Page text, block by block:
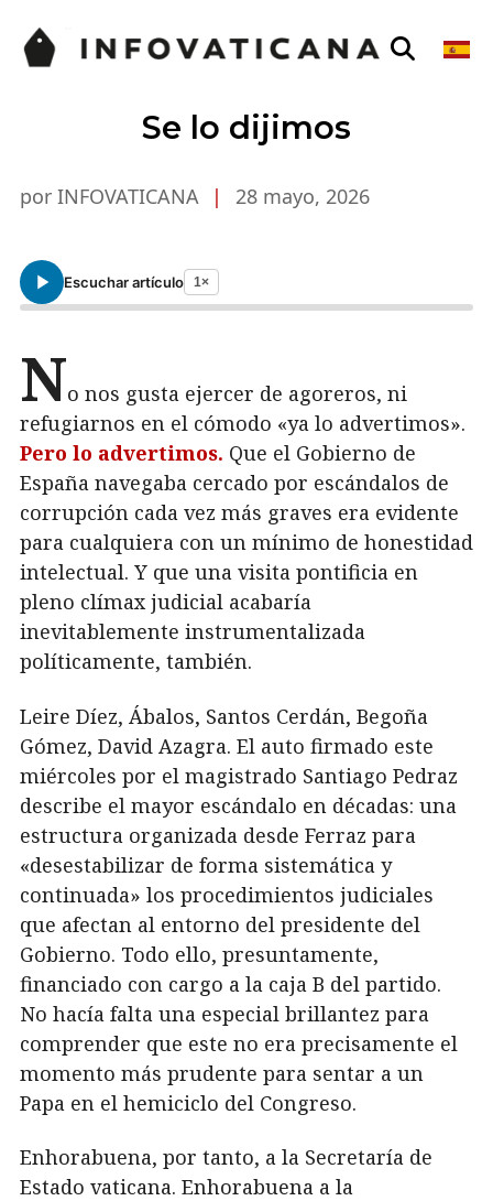
Se lo dijimos
por INFOVATICANA | 28 mayo, 2026
Escuchar artículo 1×
No nos gusta ejercer de agoreros, ni
refugiarnos en el cómodo «ya lo advertimos».
Pero lo advertimos. Que el Gobierno de
España navegaba cercado por escándalos de
corrupción cada vez más graves era evidente
para cualquiera con un mínimo de honestidad
intelectual. Y que una visita pontificia en
pleno clímax judicial acabaría
inevitablemente instrumentalizada
políticamente, también.
Leire Díez, Ábalos, Santos Cerdán, Begoña
Gómez, David Azagra. El auto firmado este
miércoles por el magistrado Santiago Pedraz
describe el mayor escándalo en décadas: una
estructura organizada desde Ferraz para
«desestabilizar de forma sistemática y
continuada» los procedimientos judiciales
que afectan al entorno del presidente del
Gobierno. Todo ello, presuntamente,
financiado con cargo a la caja B del partido.
No hacía falta una especial brillantez para
comprender que este no era precisamente el
momento más prudente para sentar a un
Papa en el hemiciclo del Congreso.
Enhorabuena, por tanto, a la Secretaría de
Estado vaticana. Enhorabuena a la